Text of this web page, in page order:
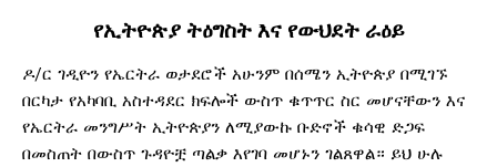
የኢትዮጵያ ትዕግስት እና የውህደት ራዕይ
ዶ/ር ገዲዮን የኤርትራ ወታደሮች አሁንም በሰሜን ኢትዮጵያ በሚገኙ
በርካታ የአካባቢ አስተዳደር ክፍሎች ውስጥ ቁጥጥር ስር መሆናቸውን እና
የኤርትራ መንግሥት ኢትዮጵያን ለሚያውኩ ቡድኖች ቁሳዊ ድጋፍ
በመስጠት በውስጥ ጉዳዮቿ ጣልቃ እየገባ መሆኑን ገልጸዋል። ይህ ሁሉ